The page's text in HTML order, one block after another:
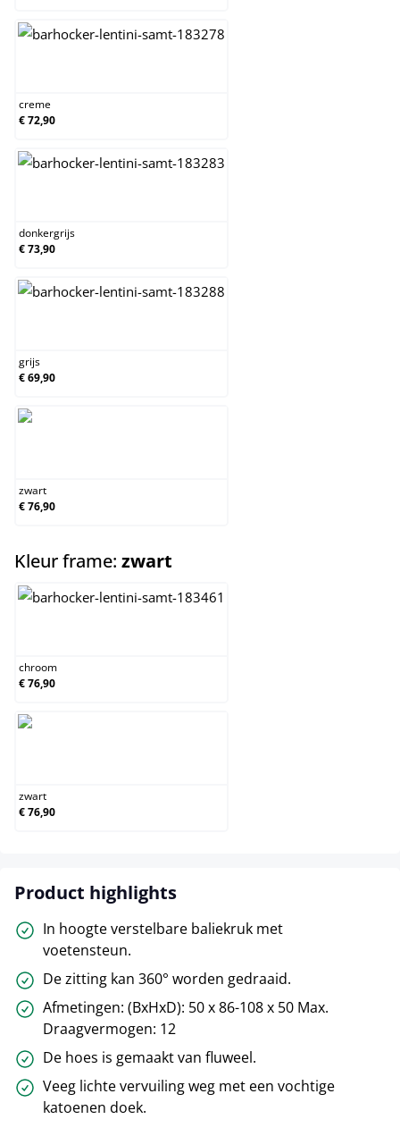
creme
€ 72,90
donkergrijs
€ 73,90
grijs
€ 69,90
zwart
€ 76,90
Kleur frame: zwart
chroom
€ 76,90
zwart
€ 76,90
Product highlights
In hoogte verstelbare baliekruk met
voetensteun.
De zitting kan 360° worden gedraaid.
Afmetingen: (BxHxD): 50 x 86-108 x 50 Max.
Draagvermogen: 12
De hoes is gemaakt van fluweel.
Veeg lichte vervuiling weg met een vochtige
katoenen doek.